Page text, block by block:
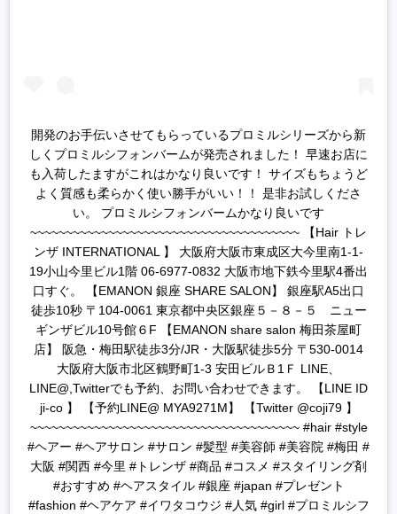
開発のお手伝いさせてもらっているプロミルシリーズから新
しくプロミルシフォンバームが発売されました！ 早速お店に
も入荷したますがこれはかなり良いです！ サイズもちょうど
よく質感も柔らかく使い勝手がいい！！ 是非お試しくださ
い。 プロミルシフォンバームかなり良いです
~~~~~~~~~~~~~~~~~~~~~~~~~~~~~~~~~~~~~~ 【Hair トレ
ンザ INTERNATIONAL 】 大阪府大阪市東成区大今里南1-1-
19小山今里ビル1階 06-6977-0832 大阪市地下鉄今里駅4番出
口すぐ。 【EMANON 銀座 SHARE SALON】 銀座駅A5出口
徒歩10秒 〒104-0061 東京都中央区銀座５－８－５ ニュー
ギンザビル10号館６F 【EMANON share salon 梅田茶屋町
店】 阪急・梅田駅徒歩3分/JR・大阪駅徒歩5分 〒530-0014
大阪府大阪市北区鶴野町1-3 安田ビルＢ1Ｆ LINE、
LINE@,Twitterでも予約、お問い合わせできます。 【LINE ID
ji-co 】 【予約LINE@ MYA9271M】 【Twitter @coji79 】
~~~~~~~~~~~~~~~~~~~~~~~~~~~~~~~~~~~~~~ #hair #style
#ヘアー #ヘアサロン #サロン #髪型 #美容師 #美容院 #梅田 #
大阪 #関西 #今里 #トレンザ #商品 #コスメ #スタイリング剤
#おすすめ #ヘアスタイル #銀座 #japan #プレゼント
#fashion #ヘアケア #イワタコウジ #人気 #girl #プロミルシフ